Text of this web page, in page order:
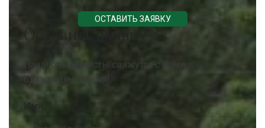
ОСТАВИТЬ ЗАЯВКУ
Оставить заявку
Наши специалисты свяжутся с вами в
ближайшее время!
Имя